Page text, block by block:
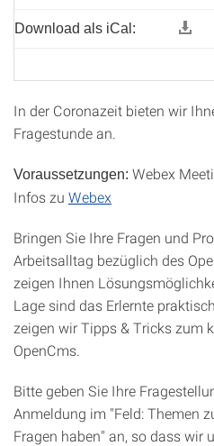
Download als iCal:
In der Coronazeit bieten wir
Fragestunde an.
Voraussetzungen: Webex
Infos zu Webex
Bringen Sie Ihre Fragen und
Arbeitsalltag bezüglich des
zeigen Ihnen
Lage sind das Erlernte
zeigen wir Tipps & Tricks zum
OpenCms.
Bitte geben Sie Ihre
Anmeldung im "Feld: Themen
Fragen haben" an, so dass wir